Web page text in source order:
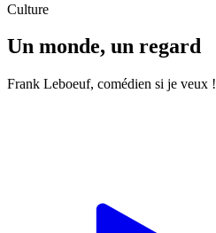
Culture
Un monde, un regard
Frank Leboeuf, comédien si je veux !